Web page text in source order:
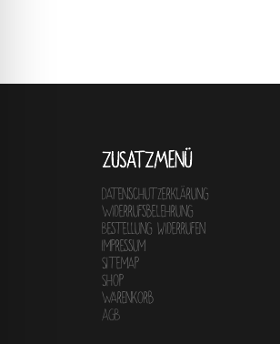
ZUSATZMENÜ
Datenschutzerklärung
Widerrufsbelehrung
Bestellung widerrufen
Impressum
Sitemap
Shop
Warenkorb
AGB